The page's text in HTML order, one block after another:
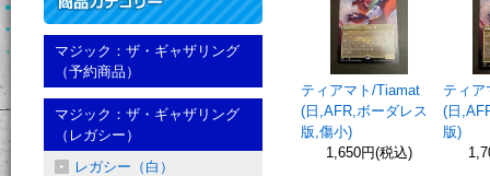
ティアマト/Tiamat
(日,AFR,ボーダレス
版,傷小)
1,650円(税込)
ティア
(日
版)
マジック：ザ・ギャザリング
（予約商品）
マジック：ザ・ギャザリング
（レガシー）
レガシー（白）